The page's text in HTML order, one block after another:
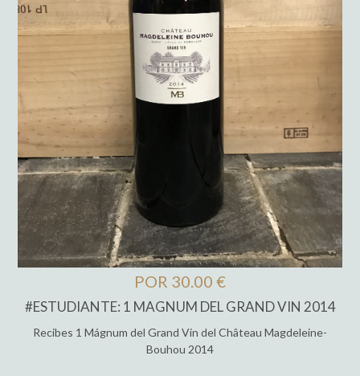
POR 30.00 €
#ESTUDIANTE: 1 MAGNUM DEL GRAND VIN 2014
Recibes 1 Mágnum del Grand Vin del Château Magdeleine-
Bouhou 2014